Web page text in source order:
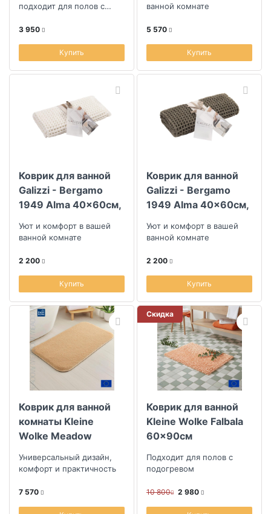
подходит для полов с
3 950
Купить
ванной комнате
5 570
Купить
Коврик для ванной
Galizzi - Bergamo
1949 Alma 40x60см,
Уют и комфорт в вашей
ванной комнате
2 200
Купить
Коврик для ванной
Galizzi - Bergamo
1949 Alma 40x60см,
Уют и комфорт в вашей
ванной комнате
2 200
Купить
Коврик для ванной
комнаты Kleine
Wolke Meadow
Универсальный дизайн,
комфорт и практичность
7 570
Скидка
Коврик для ванной
Kleine Wolke Falbala
60x90см
Подходит для полов с
подогревом
10 800 2 980